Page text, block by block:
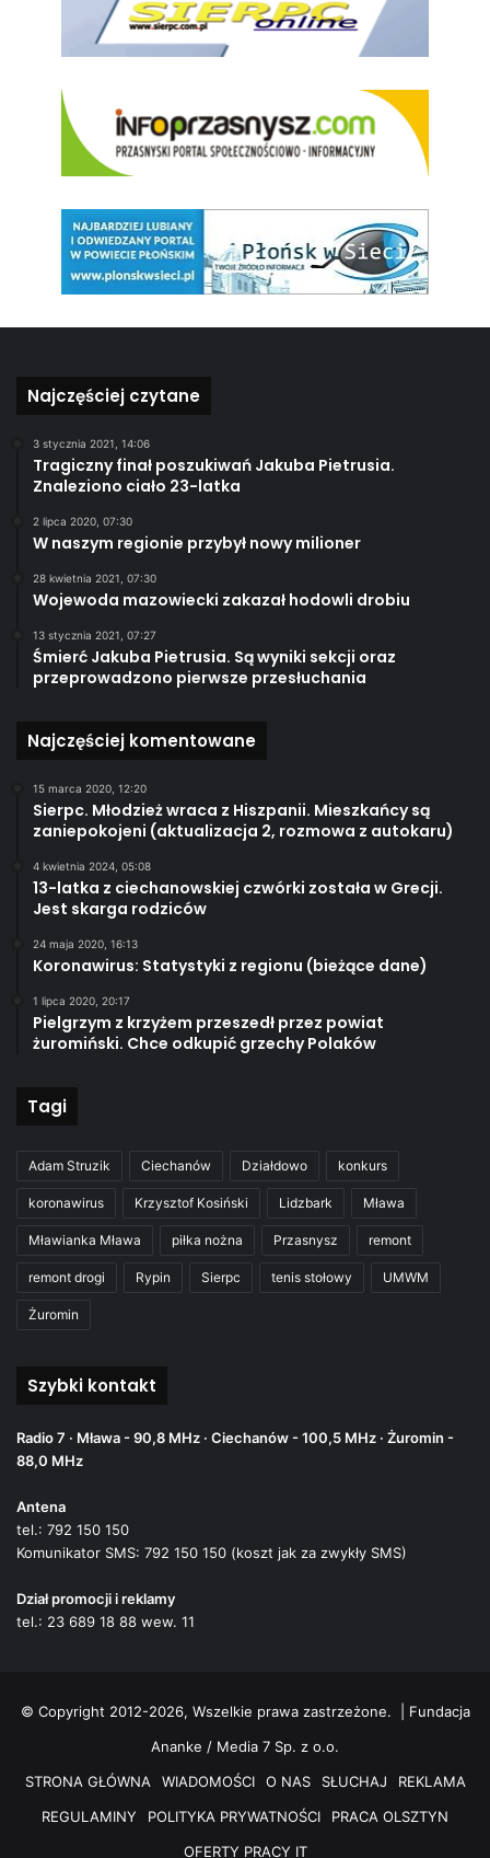
Najczęściej czytane
3 stycznia 2021, 14:06
Tragiczny finał poszukiwań Jakuba Pietrusia.
Znaleziono ciało 23-latka
2 lipca 2020, 07:30
W naszym regionie przybył nowy milioner
28 kwietnia 2021, 07:30
Wojewoda mazowiecki zakazał hodowli drobiu
13 stycznia 2021, 07:27
Śmierć Jakuba Pietrusia. Są wyniki sekcji oraz
przeprowadzono pierwsze przesłuchania
Najczęściej komentowane
15 marca 2020, 12:20
Sierpc. Młodzież wraca z Hiszpanii. Mieszkańcy są
zaniepokojeni (aktualizacja 2, rozmowa z autokaru)
4 kwietnia 2024, 05:08
13-latka z ciechanowskiej czwórki została w Grecji.
Jest skarga rodziców
24 maja 2020, 16:13
Koronawirus: Statystyki z regionu (bieżące dane)
1 lipca 2020, 20:17
Pielgrzym z krzyżem przeszedł przez powiat
żuromiński. Chce odkupić grzechy Polaków
Tagi
Adam Struzik Ciechanów Działdowo konkurs
koronawirus Krzysztof Kosiński Lidzbark Mława
Mławianka Mława piłka nożna Przasnysz remont
remont drogi Rypin Sierpc tenis stołowy UMWM
Żuromin
Szybki kontakt
Radio 7 · Mława - 90,8 MHz · Ciechanów - 100,5 MHz · Żuromin -
88,0 MHz
Antena
tel.: 792 150 150
Komunikator SMS: 792 150 150 (koszt jak za zwykły SMS)
Dział promocji i reklamy
tel.: 23 689 18 88 wew. 11
© Copyright 2012-2026, Wszelkie prawa zastrzeżone. | Fundacja
Ananke / Media 7 Sp. z o.o.
STRONA GŁÓWNA
WIADOMOŚCI O NAS SŁUCHAJ
REKLAMA
REGULAMINY
POLITYKA PRYWATNOŚCI
PRACA OLSZTYN
OFERTY PRACY IT